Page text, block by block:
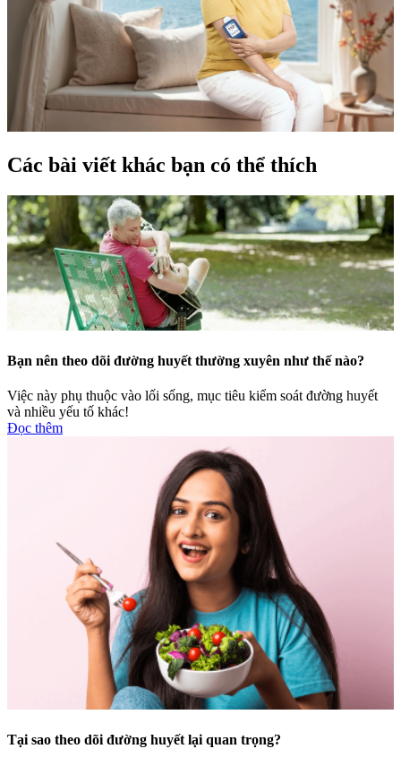
Các bài viết khác bạn có thể thích
Bạn nên theo dõi đường huyết thường xuyên như thế nào?
Việc này phụ thuộc vào lối sống, mục tiêu kiểm soát đường huyết
và nhiều yếu tố khác!
Đọc thêm
Tại sao theo dõi đường huyết lại quan trọng?